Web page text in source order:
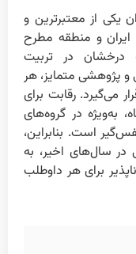
یکی از معتبرترین و
ایران و منطقه مطرح
درخشان در تربیت
پژوهشی متمایز، هر
می‌گیرد. رقابت برای
به‌ویژه در گروه‌های
است. بنابراین،
سال‌های اخیر، به
انکارناپذیر برای هر داوطلب